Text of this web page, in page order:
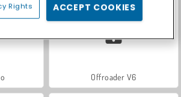
Offroader V6
Rights ACCEPT COOKIES